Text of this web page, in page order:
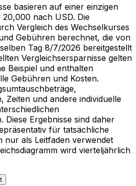
basieren auf einer einzigen
nach USD. Die
Vergleich des Wechselkurses
Gebühren berechnet, die von
Tag 8/7/2026 bereitgestellt
Vergleichsersparnisse gelten
Beispiel und enthalten
Gebühren und Kosten.
Zeiten und andere individuelle
Diese Ergebnisse sind daher
für tatsächliche
nur als Leitfaden verwendet
wird vierteljährlich